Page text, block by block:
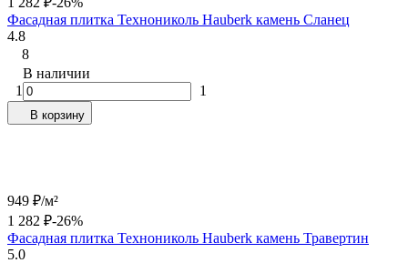
Фасадная плитка Технониколь Hauberk камень Сланец
4.8
8
В наличии
1
1
В корзину
949 ₽/м²
1 282 ₽-26%
Фасадная плитка Технониколь Hauberk камень Травертин
5.0